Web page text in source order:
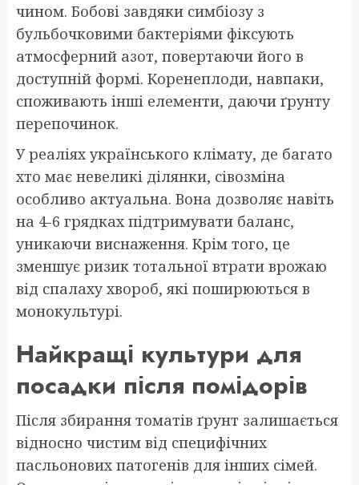
чином. Бобові завдяки симбіозу з
бульбочковими бактеріями фіксують
атмосферний азот, повертаючи його в
доступній формі. Коренеплоди, навпаки,
споживають інші елементи, даючи ґрунту
перепочинок.
У реаліях українського клімату, де багато
хто має невеликі ділянки, сівозміна
особливо актуальна. Вона дозволяє навіть
на 4-6 грядках підтримувати баланс,
уникаючи виснаження. Крім того, це
зменшує ризик тотальної втрати врожаю
від спалаху хвороб, які поширюються в
монокультурі.
Найкращі культури для
посадки після помідорів
Після збирання томатів ґрунт залишається
відносно чистим від специфічних
пасльонових патогенів для інших сімей.